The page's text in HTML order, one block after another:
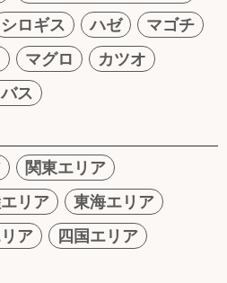
シロギス ハゼ
マゴチ
マグロ
カツオ
ス
関東エリア
リア
東海エリア
ア
四国エリア